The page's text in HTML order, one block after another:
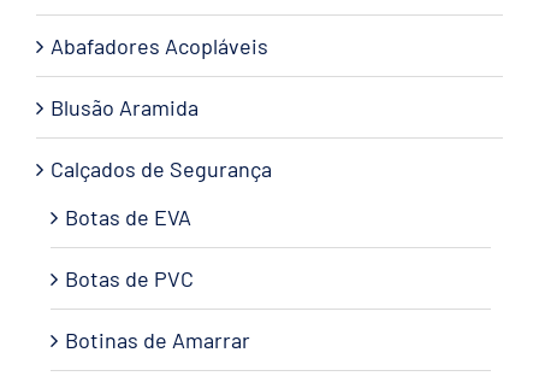
Abafadores Acopláveis
Blusão Aramida
Calçados de Segurança
Botas de EVA
Botas de PVC
Botinas de Amarrar